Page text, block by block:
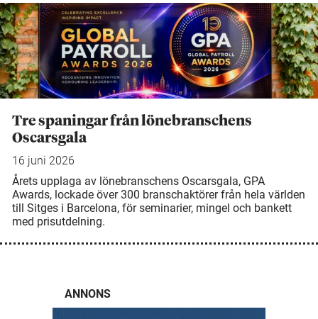
Tre spaningar från lönebranschens
Oscarsgala
16 juni 2026
Årets upplaga av lönebranschens Oscarsgala, GPA
Awards, lockade över 300 branschaktörer från hela världen
till Sitges i Barcelona, för seminarier, mingel och bankett
med prisutdelning.
ANNONS